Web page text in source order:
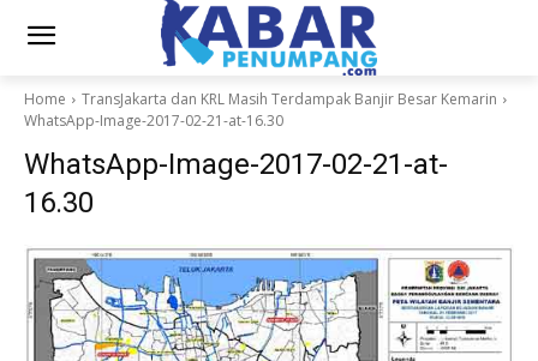
Home
TransJakarta dan KRL Masih Terdampak Banjir Besar Kemarin
WhatsApp-Image-2017-02-21-at-16.30
WhatsApp-Image-2017-02-21-at-
16.30